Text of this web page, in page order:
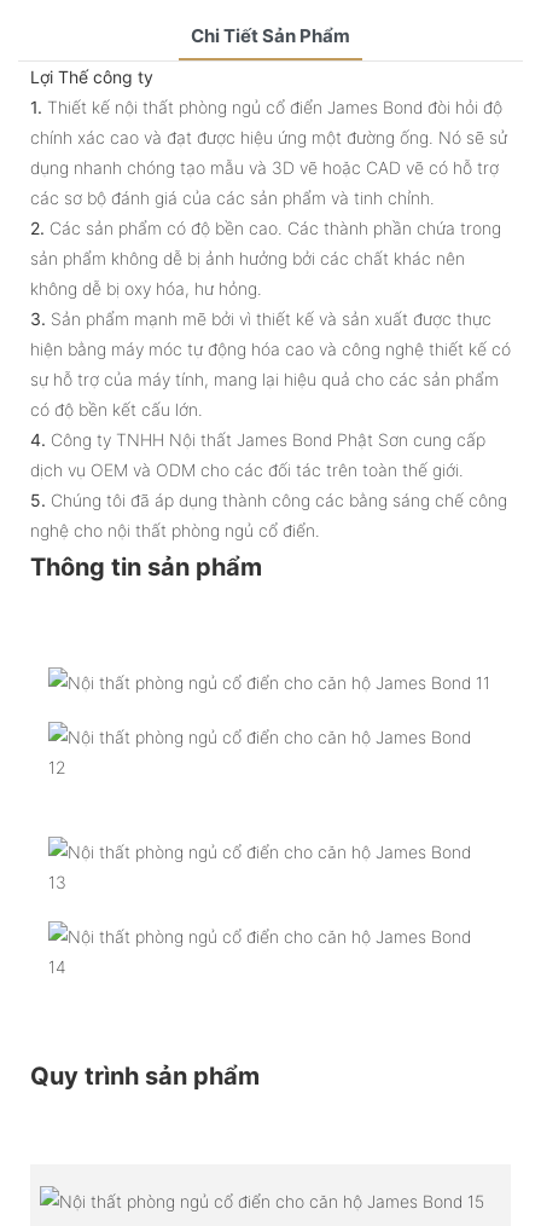
Chi Tiết Sản Phẩm
Lợi Thế công ty
1. Thiết kế nội thất phòng ngủ cổ điển James Bond đòi hỏi độ
chính xác cao và đạt được hiệu ứng một đường ống. Nó sẽ sử
dụng nhanh chóng tạo mẫu và 3D vẽ hoặc CAD vẽ có hỗ trợ
các sơ bộ đánh giá của các sản phẩm và tinh chỉnh.
2. Các sản phẩm có độ bền cao. Các thành phần chứa trong
sản phẩm không dễ bị ảnh hưởng bởi các chất khác nên
không dễ bị oxy hóa, hư hỏng.
3. Sản phẩm mạnh mẽ bởi vì thiết kế và sản xuất được thực
hiện bằng máy móc tự động hóa cao và công nghệ thiết kế có
sự hỗ trợ của máy tính, mang lại hiệu quả cho các sản phẩm
có độ bền kết cấu lớn.
4. Công ty TNHH Nội thất James Bond Phật Sơn cung cấp
dịch vụ OEM và ODM cho các đối tác trên toàn thế giới.
5. Chúng tôi đã áp dụng thành công các bằng sáng chế công
nghệ cho nội thất phòng ngủ cổ điển.
Thông tin sản phẩm
Quy trình sản phẩm